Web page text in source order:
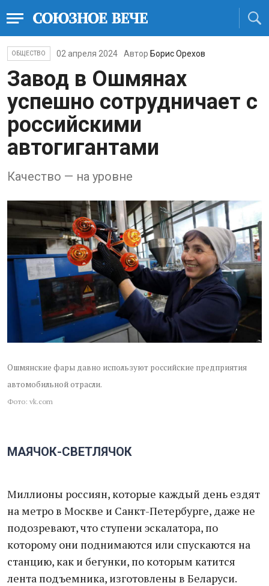
ОБЩЕСТВО 02 апреля 2024 Автор Борис Орехов
Завод в Ошмянах
успешно сотрудничает с
российскими
автогигантами
Качество — на уровне
Ошмянские фары давно используют российские предприятия
автомобильной отрасли.
Фото: vk.com
МАЯЧОК-СВЕТЛЯЧОК
Миллионы россиян, которые каждый день ездят
на метро в Москве и Санкт-Петербурге, даже не
подозревают, что ступени эскалатора, по
которому они поднимаются или спускаются на
станцию, как и бегунки, по которым катится
лента подъемника, изготовлены в Беларуси.